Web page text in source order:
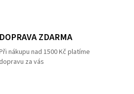
DOPRAVA ZDARMA
nákupu nad 1500 Kč platíme
za vás